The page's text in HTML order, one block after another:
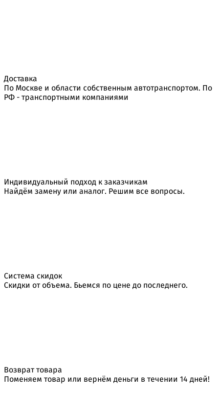
Доставка
По Москве и области собственным автотранспортом. По
РФ - транспортными компаниями
Индивидуальный подход к заказчикам
Найдём замену или аналог. Решим все вопросы.
Система скидок
Скидки от объема. Бьемся по цене до последнего.
Возврат товара
Поменяем товар или вернём деньги в течении 14 дней!